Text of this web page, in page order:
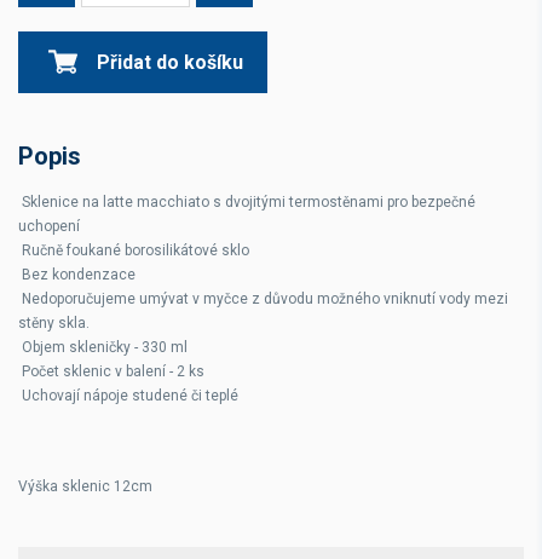
Přidat do košíku
Popis
Sklenice na latte macchiato s dvojitými termostěnami pro bezpečné
uchopení
Ručně foukané borosilikátové sklo
Bez kondenzace
Nedoporučujeme umývat v myčce z důvodu možného vniknutí vody mezi
stěny skla.
Objem skleničky - 330 ml
Počet sklenic v balení - 2 ks
Uchovají nápoje studené či teplé
Výška sklenic 12cm